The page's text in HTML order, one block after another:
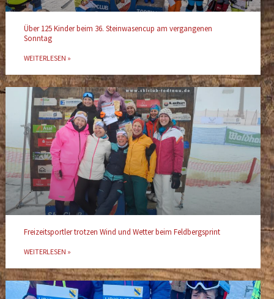
Über 125 Kinder beim 36. Steinwasencup am vergangenen
Sonntag
WEITERLESEN »
Freizeitsportler trotzen Wind und Wetter beim Feldbergsprint
WEITERLESEN »